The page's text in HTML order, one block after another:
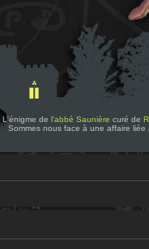
L'énigme de l'abbé Saunière curé de
Sommes nous face à une affaire liée